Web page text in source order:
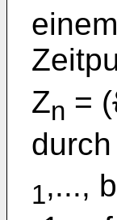
Zn =
1,..., b